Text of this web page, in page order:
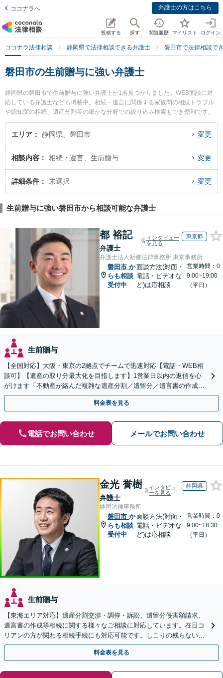
ココナラへ 弁護士の方はこちら
投稿する 探す 閲覧履歴 マイリスト ログイン
ココナラ法律相談 静岡県で法律相談できる弁護士 磐田市で法律相談で
磐田市の生前贈与に強い弁護士
静岡県の磐田市で生前贈与に強い弁護士が1名見つかりました。WEB面談に対
応している弁護士なども掲載中。相続・遺言に関係する家族間の相続トラブル
や認知症の相続、遺産分割等の細かな分野での絞り込み検索もでき便利です。
特に磐田リベルラ法律事務所の妹尾 圭持弁護士のプロフィール情報や弁護士費
用、強みなどが注目されています。『磐田市で土日や夜間に発生した生前贈与
る磐田市内の弁護士に相談予約したい』などでお困りの相談者さんにおすすめ
です。
エリア 静岡県、磐田市 変更
相談内容 相続・遺言、生前贈与 変更
詳細条件 未選択 変更
生前贈与に強い磐田市から相談可能な弁護士
都 裕記
弁護士
インタビュー
を見る
東京都
弁護士法人新都法律事務所 東京事務所
磐田市 か
らも相談
受付中
面談方法(対面・
電話・ビデオな
ど)は応相談
営業時間：0
9:00~19:00
（平日）
生前贈与
【全国対応】大阪・東京の2拠点でチームで迅速対応【電話・WEB相
談可】【遺産の取り分最大化を目指します】1営業日以内の返信を心
がけます「不動産が絡んだ複雑な遺産分割／遺留分／遺言書の作成・
執行／事業承継など、お任せください」【休日相談あり】
料金表を見る
電話でお問い合わせ メールでお問い合わせ
金光 誉樹
弁護士
インタビュ
ーを見る
静岡県
静岡法律事務所
磐田市 か
らも相談
受付中
面談方法(対面・
電話・ビデオな
ど)は応相談
営業時間：0
9:00~18:30
（平日）
生前贈与
【東海エリア対応】遺産分割交渉・調停・訴訟、遺留分侵害額請求、
遺言書の作成等相続に関する様々なご相談に対応しています。在日コ
リアンの方が関わる相続手続にも対応可能です。しこりの残らない解
決を特に意識しています。
料金表を見る